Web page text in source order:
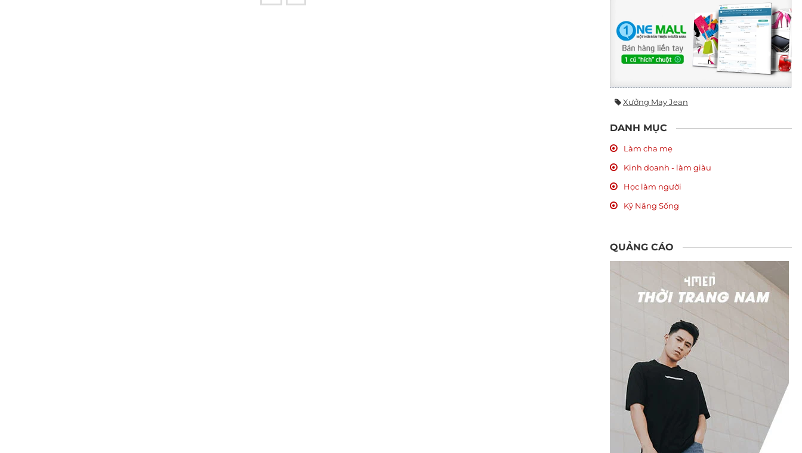
Xưởng May Jean
DANH MỤC
Làm cha mẹ
Kinh doanh - làm giàu
Học làm người
Kỹ Năng Sống
QUẢNG CÁO